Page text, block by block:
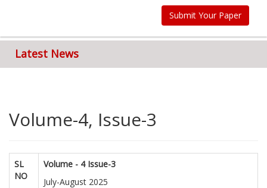
Submit Your Paper
Latest News
Volume-4, Issue-3
SL
NO
Volume - 4 Issue-3
July-August 2025